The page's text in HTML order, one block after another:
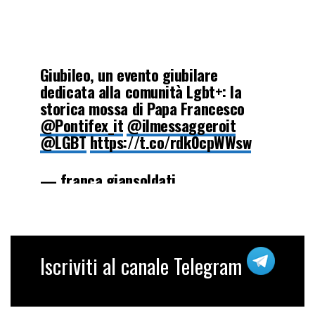
Giubileo, un evento giubilare
dedicata alla comunità Lgbt+: la
storica mossa di Papa Francesco
@Pontifex_it@ilmessaggeroit
@LGBT⁩https://t.co/rdk0cpWWsw
— franca giansoldati
Iscriviti al canale Telegram